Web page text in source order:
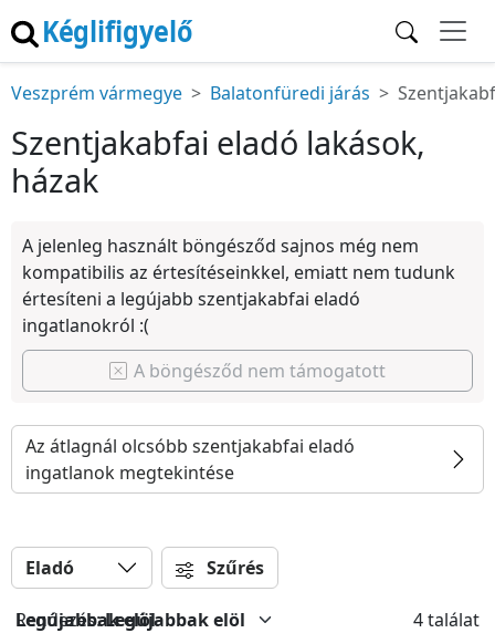
Kéglifigyelő
Veszprém vármegye Balatonfüredi járás
Szentjakabfai eladó lakások,
házak
A böngésződ nem támogatott
A jelenleg használt böngésződ sajnos még nem
kompatibilis az értesítéseinkkel, emiatt nem tudunk
értesíteni a legújabb szentjakabfai eladó
ingatlanokról :(
Az átlagnál olcsóbb szentjakabfai eladó
ingatlanok megtekintése
Eladó Szűrés
Rendezés:
Legújabbak elöl 4 találat